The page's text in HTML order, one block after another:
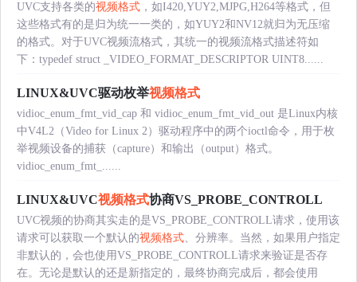
UVC支持各类的视频格式 ，如I420,YUY2,MJPG,H264等格式，但
这些格式有的是归为统一一类的，如YUY2和NV12就归为无压缩
的格式。对于UVC视频流格式，其统一的视频流格式描述符如
下：typedef struct _VIDEO_FORMAT_DESCRIPTOR UINT8......
LINUX&UVC驱动枚举视频格式
vidioc_enum_fmt_vid_cap 和 vidioc_enum_fmt_vid_out 是Linux内核
中V4L2（Video for Linux 2）驱动程序中的两个ioctl命令，用于枚
举视频设备的捕获（capture）和输出（output）格式。
vidioc_enum_fmt_......
LINUX&UVC视频格式协商VS_PROBE_CONTROLL
UVC视频的协商其实走的是VS_PROBE_CONTROLL请求，使用该
请求可以获取一个默认的视频格式、分辨率。当然，如果用户指定
非默认的，会也使用VS_PROBE_CONTROLL请求来验证是否存
在。无论是默认的还是新指定的，最终协商完成后，都会使用